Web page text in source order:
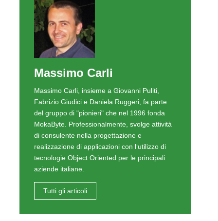
Massimo Carli
Massimo Carli, insieme a Giovanni Puliti,
Fabrizio Giudici e Daniela Ruggeri, fa parte
del gruppo di "pionieri" che nel 1996 fonda
MokaByte. Professionalmente, svolge attività
di consulente nella progettazione e
realizzazione di applicazioni con l‘utilizzo di
tecnologie Object Oriented per le principali
aziende italiane.
Tutti gli articoli